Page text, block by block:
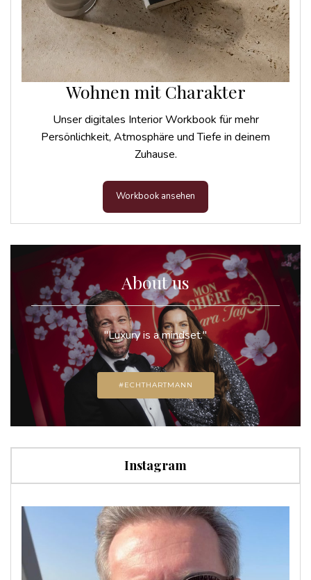
Wohnen mit Charakter
Unser digitales Interior Workbook für mehr
Persönlichkeit, Atmosphäre und Tiefe in deinem
Zuhause.
Workbook ansehen
About us
"Luxury is a mindset."
#ECHTHARTMANN
Instagram